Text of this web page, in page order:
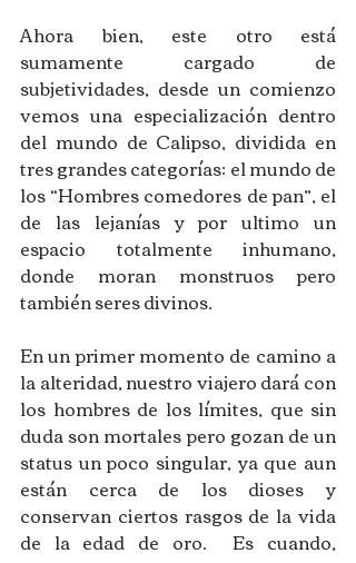
Ahora bien, este otro está
sumamente cargado de
subjetividades, desde un comienzo
vemos una especialización dentro
del mundo de Calipso, dividida en
tres grandes categorías: el mundo de
los “Hombres comedores de pan”, el
de las lejanías y por ultimo un
espacio totalmente inhumano,
donde moran monstruos pero
también seres divinos.
En un primer momento de camino a
la alteridad, nuestro viajero dará con
los hombres de los límites, que sin
duda son mortales pero gozan de un
status un poco singular, ya que aun
están cerca de los dioses y
conservan ciertos rasgos de la vida
de la edad de oro.  Es cuando,